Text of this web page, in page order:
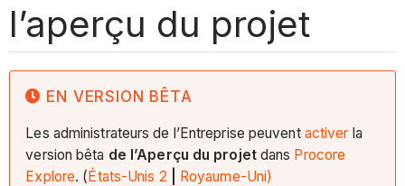
l’aperçu du projet
EN VERSION BÊTA
Les administrateurs de l’Entreprise peuvent activer la
version bêta de l’Aperçu du projet dans Procore
Explore. ( États-Unis 2 Royaume-Uni)